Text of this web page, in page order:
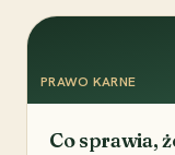
PRAWO KARNE
Co sprawia,